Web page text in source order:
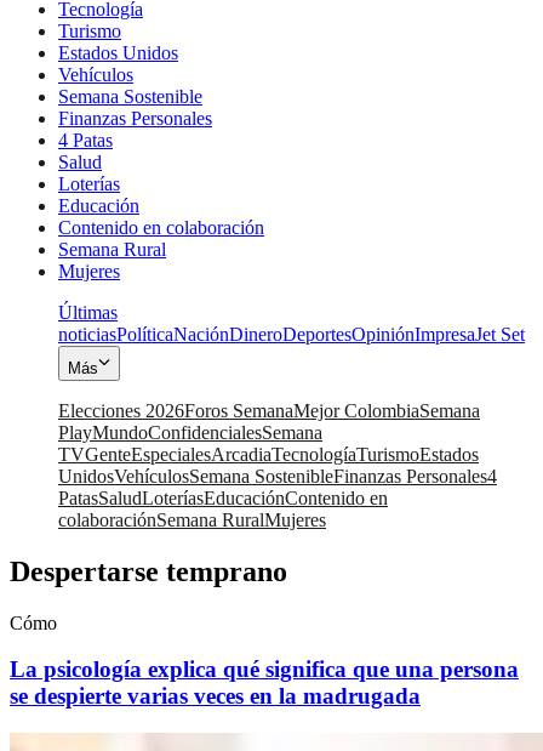
Tecnología
Turismo
Estados Unidos
Vehículos
Semana Sostenible
Finanzas Personales
4 Patas
Salud
Loterías
Educación
Contenido en colaboración
Semana Rural
Mujeres
Últimas
noticiasPolíticaNaciónDineroDeportesOpiniónImpresaJet Set
Más
Elecciones 2026Foros SemanaMejor ColombiaSemana
PlayMundoConfidencialesSemana
TVGenteEspecialesArcadiaTecnologíaTurismoEstados
UnidosVehículosSemana SostenibleFinanzas Personales4
PatasSaludLoteríasEducaciónContenido en
colaboraciónSemana RuralMujeres
Despertarse temprano
Cómo
La psicología explica qué significa que una persona
se despierte varias veces en la madrugada